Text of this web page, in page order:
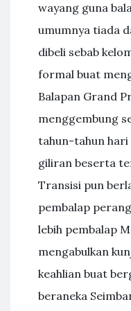
wayang guna
umumnya tiada
dibeli sebab
formal buat
Balapan Grand
menggembung
tahun-tahun hari
giliran beserta
Transisi pun
pembalap
lebih pembalap
mengabulkan
keahlian buat
beraneka